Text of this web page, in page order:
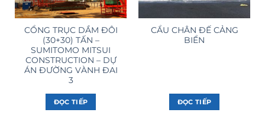
CỔNG TRỤC DẦM ĐÔI
(30+30) TẤN –
SUMITOMO MITSUI
CONSTRUCTION – DỰ
ÁN ĐƯỜNG VÀNH ĐAI
3
ĐỌC TIẾP
CẨU CHÂN ĐẾ CẢNG
BIỂN
ĐỌC TIẾP